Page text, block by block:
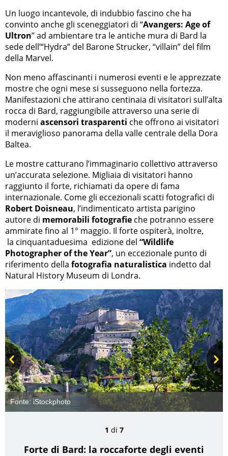
Un luogo incantevole, di indubbio fascino che ha
convinto anche gli sceneggiatori di “Avangers: Age of
Ultron” ad ambientare tra le antiche mura di Bard la
sede dell’“Hydra” del Barone Strucker, “villain” del film
della Marvel.
Non meno affascinanti i numerosi eventi e le apprezzate
mostre che ogni mese si susseguono nella fortezza.
Manifestazioni che attirano centinaia di visitatori sull’alta
rocca di Bard, raggiungibile attraverso una serie di
moderni ascensori trasparenti che offrono ai visitatori
il meraviglioso panorama della valle centrale della Dora
Baltea.
Le mostre catturano l’immaginario collettivo attraverso
un’accurata selezione. Migliaia di visitatori hanno
raggiunto il forte, richiamati da opere di fama
internazionale. Come gli eccezionali scatti fotografici di
Robert Doisneau, l’indimenticato artista parigino
autore di memorabili fotografie che potranno essere
ammirate fino al 1° maggio. Il forte ospiterà, inoltre,
la cinquantaduesima edizione del “Wildlife
Photographer of the Year”, un eccezionale punto di
riferimento della fotografia naturalistica indetto dal
Natural History Museum di Londra.
Fonte: iStockphoto
Prev Next
1 di 7
Forte di Bard: la roccaforte degli eventi